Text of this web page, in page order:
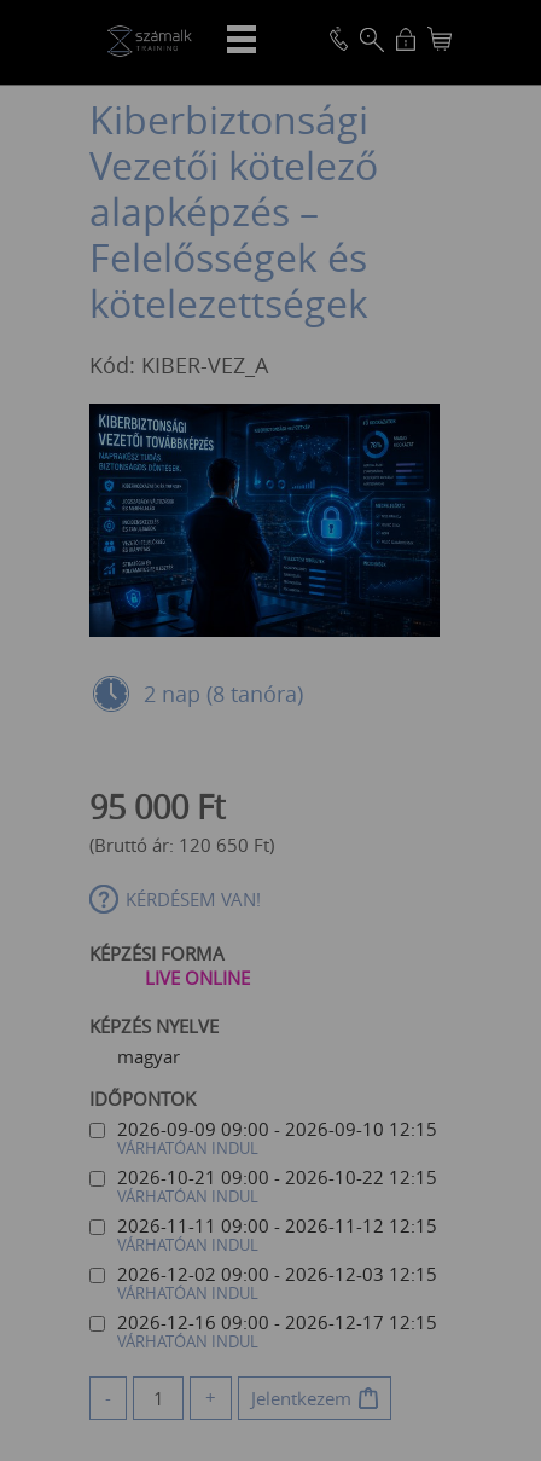
VISSZA
Kiberbiztonsági
Vezetői kötelező
alapképzés –
Felelősségek és
kötelezettségek
Kód: KIBER-VEZ_A
2 nap (8 tanóra)
95 000 Ft
(Bruttó ár: 120 650 Ft)
KÉRDÉSEM VAN!
KÉPZÉSI FORMA
LIVE ONLINE
KÉPZÉS NYELVE
magyar
IDŐPONTOK
2026-09-09 09:00 - 2026-09-10 12:15
VÁRHATÓAN INDUL
2026-10-21 09:00 - 2026-10-22 12:15
VÁRHATÓAN INDUL
2026-11-11 09:00 - 2026-11-12 12:15
VÁRHATÓAN INDUL
2026-12-02 09:00 - 2026-12-03 12:15
VÁRHATÓAN INDUL
2026-12-16 09:00 - 2026-12-17 12:15
VÁRHATÓAN INDUL
- + Jelentkezem